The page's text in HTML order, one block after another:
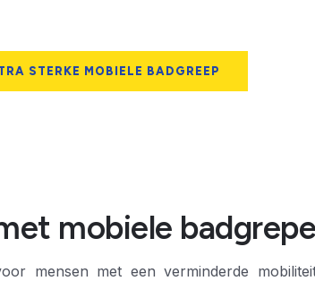
STERKE MOBIELE BADGREEP
mobiele
mensen met een verminderde